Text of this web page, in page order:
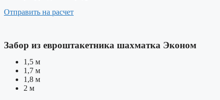
Отправить на расчет
Забор из евроштакетника шахматка Эконом
1,5 м
1,7 м
1,8 м
2 м